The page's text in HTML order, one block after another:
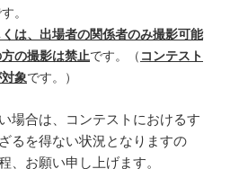
。
は、出場者の関係者のみ撮影可能
の撮影は禁止です。（ コンテスト
象です。）
場合は、コンテストにおけるす
るを得ない状況となりますの
、お願い申し上げます。